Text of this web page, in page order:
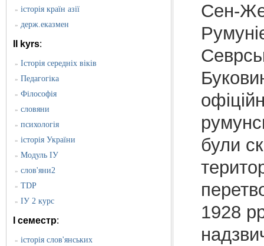
» історія країн азії
» держ.еказмен
II kyrs:
» Історія середніх віків
» Педагогіка
» Філософія
» словяни
» психологія
» історія України
» Модуль ІУ
» слов'яни2
» TDP
» ІУ 2 курс
I семестр:
» історія слов'янських
Сен-
були
1928